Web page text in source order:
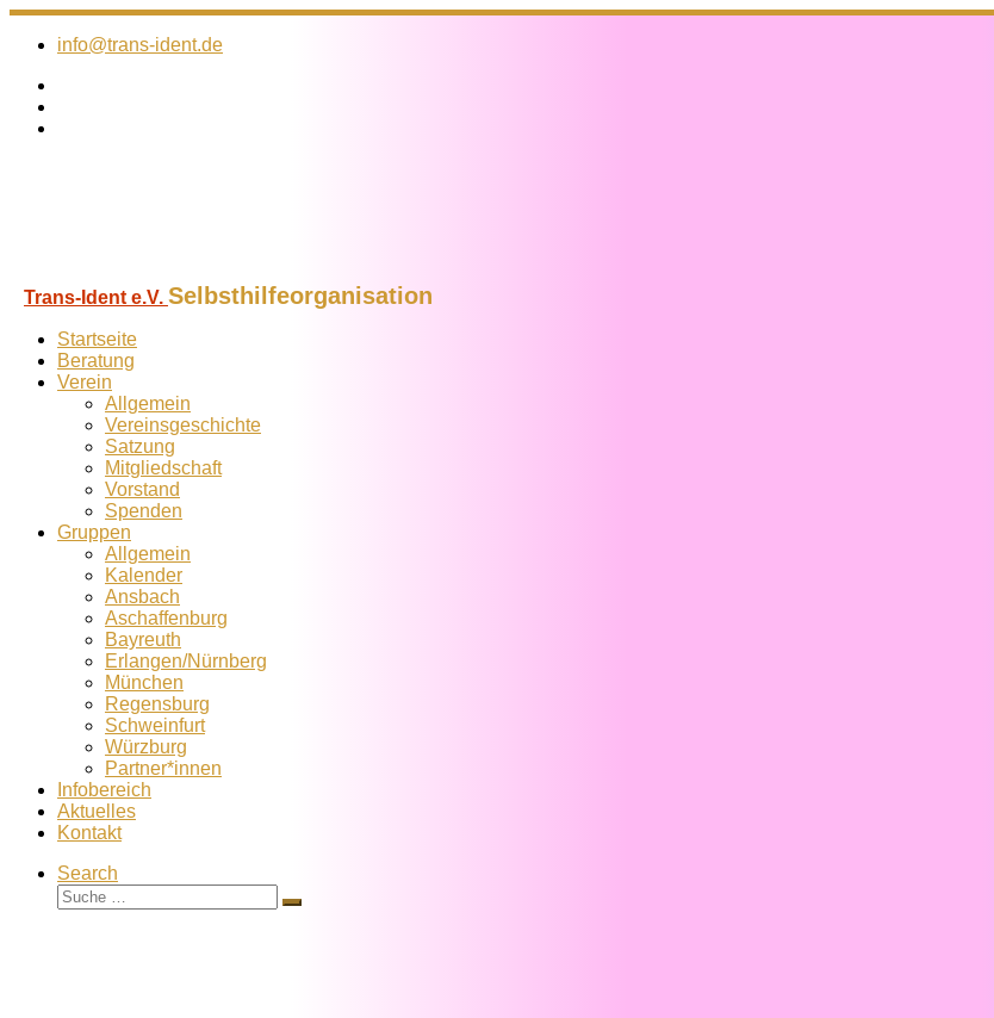
Zum
Inhalt
info@trans-ident.de
Trans-Ident e.V. Selbsthilfeorganisation
Startseite
Beratung
Verein
Allgemein
Vereins­geschichte
Satzung
Mitglied­schaft
Vorstand
Spenden
Gruppen
Allgemein
Kalender
Ansbach
Aschaffenburg
Bayreuth
Erlangen/Nürnberg
München
Regensburg
Schweinfurt
Würzburg
Partner*innen
Infobereich
Aktuelles
Kontakt
Search
Suche
Suche